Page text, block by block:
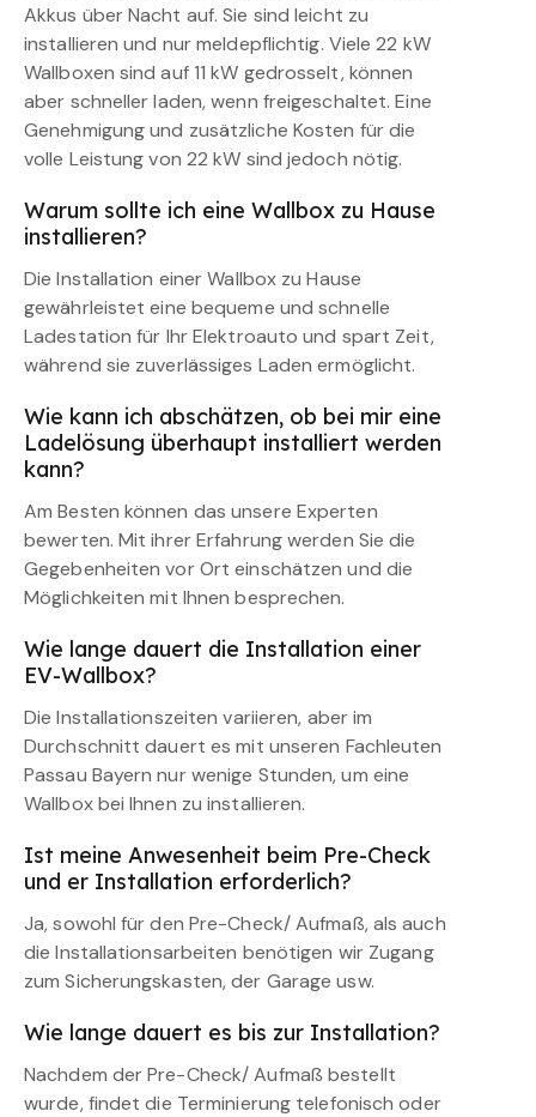
Akkus über Nacht auf. Sie sind leicht zu
installieren und nur meldepflichtig. Viele 22 kW
Wallboxen sind auf 11 kW gedrosselt, können
aber schneller laden, wenn freigeschaltet. Eine
Genehmigung und zusätzliche Kosten für die
volle Leistung von 22 kW sind jedoch nötig.
Warum sollte ich eine Wallbox zu Hause
installieren?
Die Installation einer Wallbox zu Hause
gewährleistet eine bequeme und schnelle
Ladestation für Ihr Elektroauto und spart Zeit,
während sie zuverlässiges Laden ermöglicht.
Wie kann ich abschätzen, ob bei mir eine
Ladelösung überhaupt installiert werden
kann?
Am Besten können das unsere Experten
bewerten. Mit ihrer Erfahrung werden Sie die
Gegebenheiten vor Ort einschätzen und die
Möglichkeiten mit Ihnen besprechen.
Wie lange dauert die Installation einer
EV-Wallbox?
Die Installationszeiten variieren, aber im
Durchschnitt dauert es mit unseren Fachleuten
Passau Bayern nur wenige Stunden, um eine
Wallbox bei Ihnen zu installieren.
Ist meine Anwesenheit beim Pre-Check
und er Installation erforderlich?
Ja, sowohl für den Pre-Check/ Aufmaß, als auch
die Installationsarbeiten benötigen wir Zugang
zum Sicherungskasten, der Garage usw.
Wie lange dauert es bis zur Installation?
Nachdem der Pre-Check/ Aufmaß bestellt
wurde, findet die Terminierung telefonisch oder